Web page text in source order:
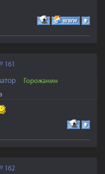
161
Горожанин
162